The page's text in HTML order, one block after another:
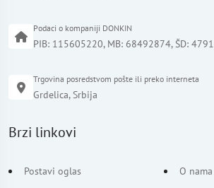
Podaci o kompaniji DONKIN
PIB: 115605220, MB: 68492874, ŠD: 4791
Trgovina posredstvom pošte ili preko interneta
Grdelica, Srbija
Brzi linkovi
Postavi oglas O nama